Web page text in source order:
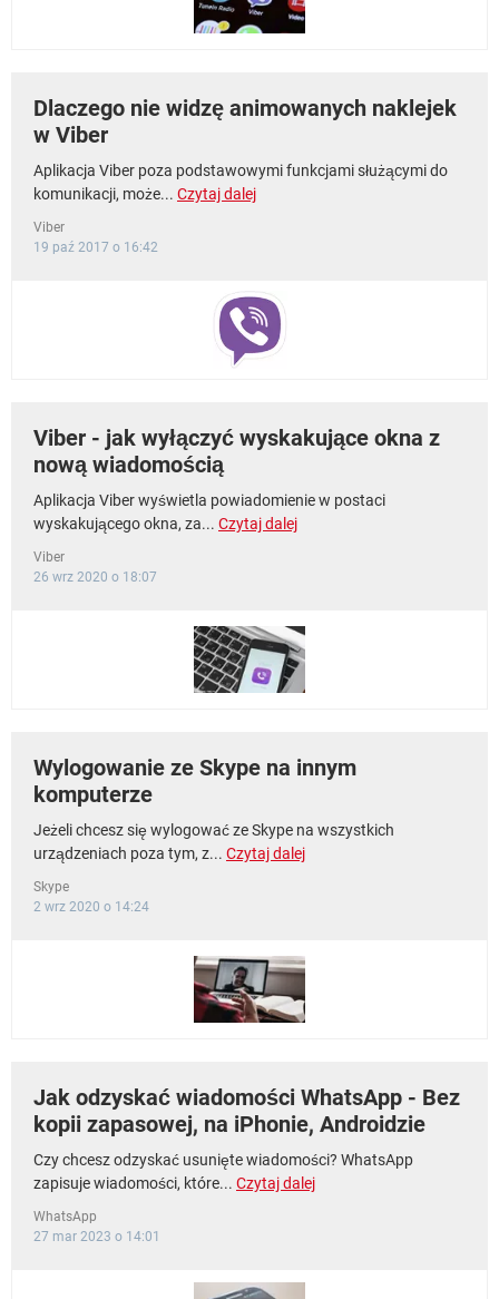
Dlaczego nie widzę animowanych naklejek
w Viber
Aplikacja Viber poza podstawowymi funkcjami służącymi do
komunikacji, może... Czytaj dalej
Viber
19 paź 2017 o 16:42
Viber - jak wyłączyć wyskakujące okna z
nową wiadomością
Aplikacja Viber wyświetla powiadomienie w postaci
wyskakującego okna, za... Czytaj dalej
Viber
26 wrz 2020 o 18:07
Wylogowanie ze Skype na innym
komputerze
Jeżeli chcesz się wylogować ze Skype na wszystkich
urządzeniach poza tym, z... Czytaj dalej
Skype
2 wrz 2020 o 14:24
Jak odzyskać wiadomości WhatsApp - Bez
kopii zapasowej, na iPhonie, Androidzie
Czy chcesz odzyskać usunięte wiadomości? WhatsApp
zapisuje wiadomości, które... Czytaj dalej
WhatsApp
27 mar 2023 o 14:01